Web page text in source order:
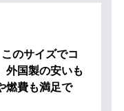
のサイズでコ
外国製の安いも
燃費も満足で